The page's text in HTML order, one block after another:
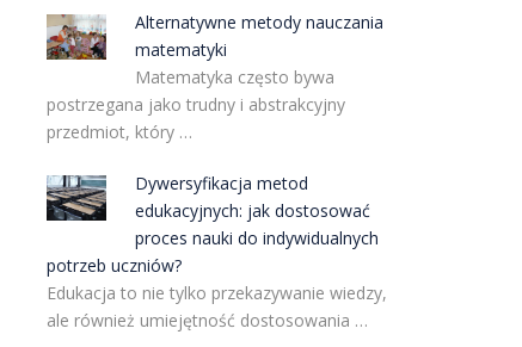
Alternatywne metody nauczania
matematyki
Matematyka często bywa
postrzegana jako trudny i abstrakcyjny
przedmiot, który …
Dywersyfikacja metod
edukacyjnych: jak dostosować
proces nauki do indywidualnych
potrzeb uczniów?
Edukacja to nie tylko przekazywanie wiedzy,
ale również umiejętność dostosowania …